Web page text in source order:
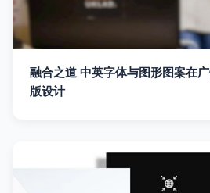
融合之道 中英字体与图形图案在
版设计